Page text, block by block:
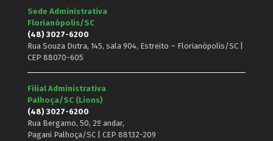
Sede Administrativa
Florianópolis/SC
(48) 3027-6200
Rua Souza Dutra, 145, sala 904, Estreito – Florianópolis/SC |
CEP 88070-605
Filial Administrativa
Palhoça/SC (Lions)
(48) 3027-6200
Rua Bergamo, 50, 2º andar,
Pagani Palhoça/SC | CEP 88132-209